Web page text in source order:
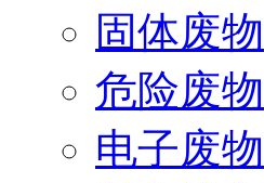
固体废物
危险废物
电子废物